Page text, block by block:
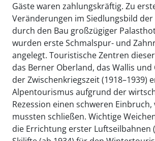
Gäste waren zahlungskräftig. Zu
Veränderungen im Siedlungsbild der
durch den Bau großzügiger
wurden erste Schmalspur- und
angelegt. Touristische Zentren
das Berner Oberland, das Wallis
der Zwischenkriegszeit (1918–1939)
Alpentourismus aufgrund der
Rezession einen schweren Einbruch,
mussten schließen. Wichtige
die Errichtung erster Luftseilbahnen